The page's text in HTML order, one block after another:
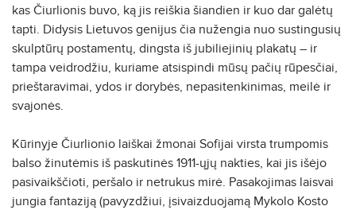
kas Čiurlionis buvo, ką jis reiškia šiandien ir kuo dar galėtų
tapti. Didysis Lietuvos genijus čia nužengia nuo sustingusių
skulptūrų postamentų, dingsta iš jubiliejinių plakatų – ir
tampa veidrodžiu, kuriame atsispindi mūsų pačių rūpesčiai,
prieštaravimai, ydos ir dorybės, nepasitenkinimas, meilė ir
svajonės.
Kūrinyje Čiurlionio laiškai žmonai Sofijai virsta trumpomis
balso žinutėmis iš paskutinės 1911-ųjų nakties, kai jis išėjo
pasivaikščioti, peršalo ir netrukus mirė. Pasakojimas laisvai
jungia fantaziją (pavyzdžiui, įsivaizduojamą Mykolo Kosto